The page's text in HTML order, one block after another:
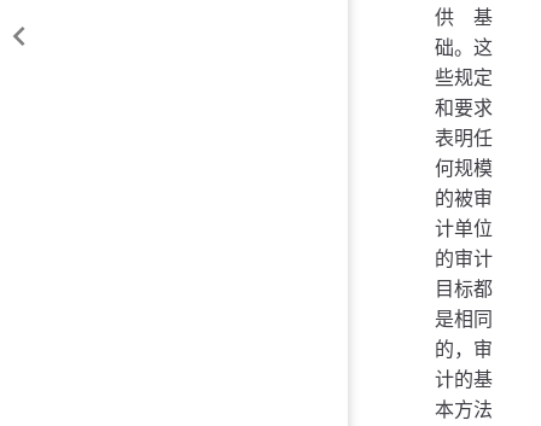
供基
础。这
些规定
和要求
表明任
何规模
的被审
计单位
的审计
目标都
是相同
的，审
计的基
本方法